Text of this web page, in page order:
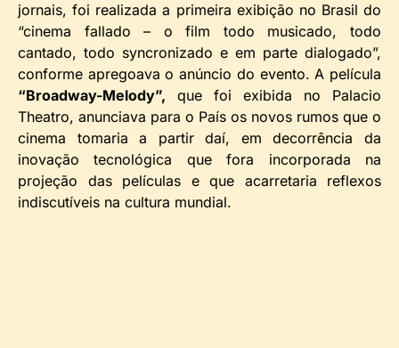
jornais, foi realizada a primeira exibição no Brasil do
“cinema fallado – o film todo musicado, todo
cantado, todo syncronizado e em parte dialogado”,
conforme apregoava o anúncio do evento. A película
“Broadway-Melody”, que foi exibida no Palacio
Theatro, anunciava para o País os novos rumos que o
cinema tomaria a partir daí, em decorrência da
inovação tecnológica que fora incorporada na
projeção das películas e que acarretaria reflexos
indiscutíveis na cultura mundial.